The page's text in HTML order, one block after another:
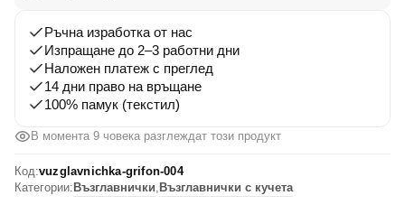
Ръчна изработка от нас
Изпращане до 2–3 работни дни
Наложен платеж с преглед
14 дни право на връщане
100% памук (текстил)
В момента 9 човека разглеждат този продукт
Код:vuzglavnichka-grifon-004
Категории: Възглавнички, Възглавнички с кучета